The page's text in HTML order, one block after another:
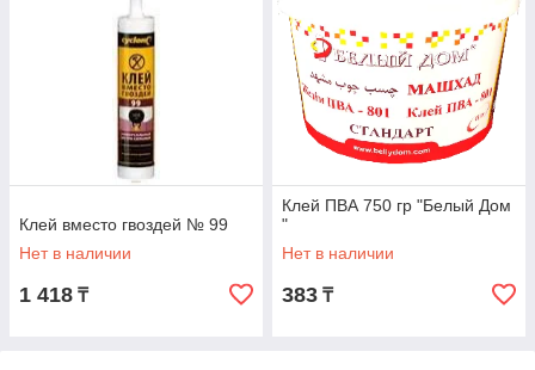
Клей вместо гвоздей № 99
Нет в наличии
1 418 ₸
Клей ПВА 750 гр "Белый Дом
"
Нет в наличии
383 ₸